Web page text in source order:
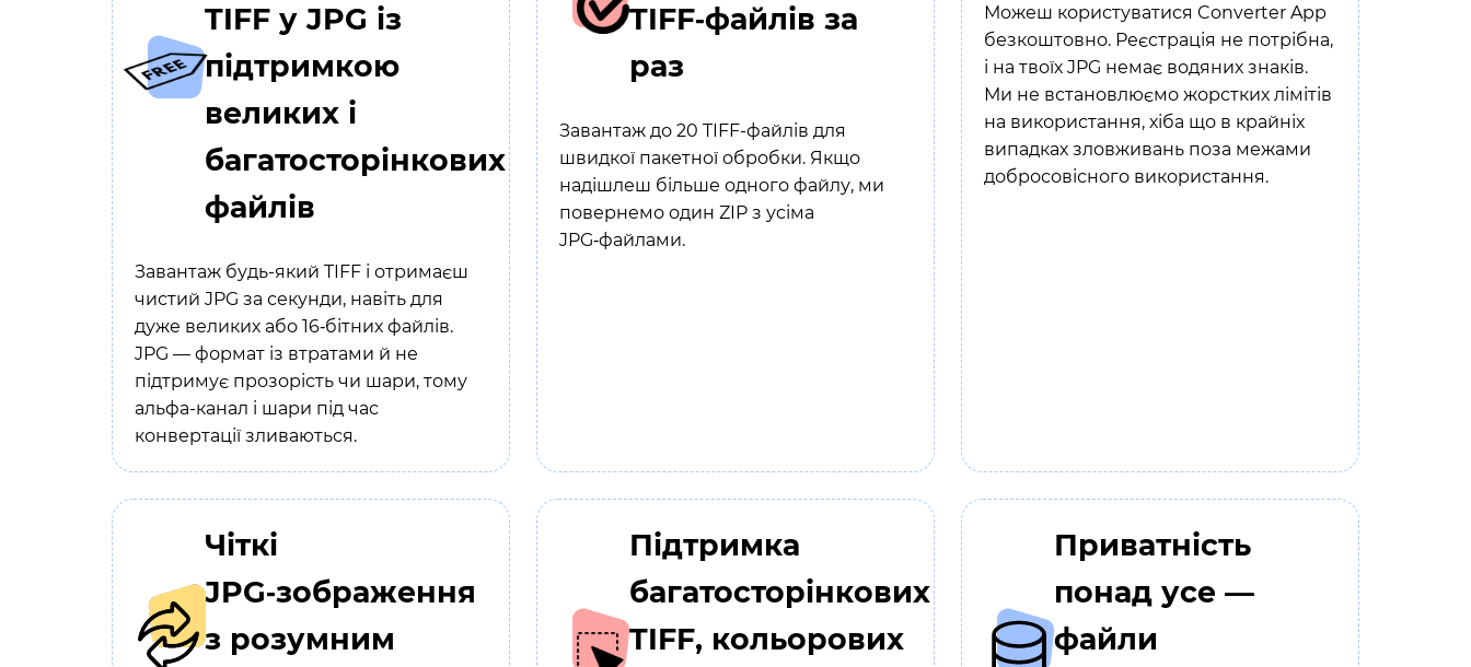
TIFF у JPG із
підтримкою
великих і
багатосторінкових
файлів
Завантаж будь-який TIFF і отримаєш
чистий JPG за секунди, навіть для
дуже великих або 16‑бітних файлів.
JPG — формат із втратами й не
підтримує прозорість чи шари, тому
альфа-канал і шари під час
конвертації зливаються.
TIFF‑файлів за
раз
Завантаж до 20 TIFF-файлів для
швидкої пакетної обробки. Якщо
надішлеш більше одного файлу, ми
повернемо один ZIP з усіма
JPG‑файлами.
Можеш користуватися Converter App
безкоштовно. Реєстрація не потрібна,
і на твоїх JPG немає водяних знаків.
Ми не встановлюємо жорстких лімітів
на використання, хіба що в крайніх
випадках зловживань поза межами
добросовісного використання.
Чіткі
JPG‑зображення
з розумним
Підтримка
багатосторінкових
TIFF, кольорових
Приватність
понад усе —
файли